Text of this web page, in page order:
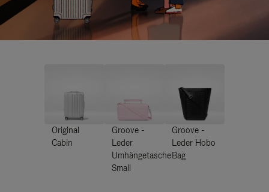
Original
Cabin
Groove -
Leder
Umhängetasche
Small
Groove -
Leder Hobo
Bag